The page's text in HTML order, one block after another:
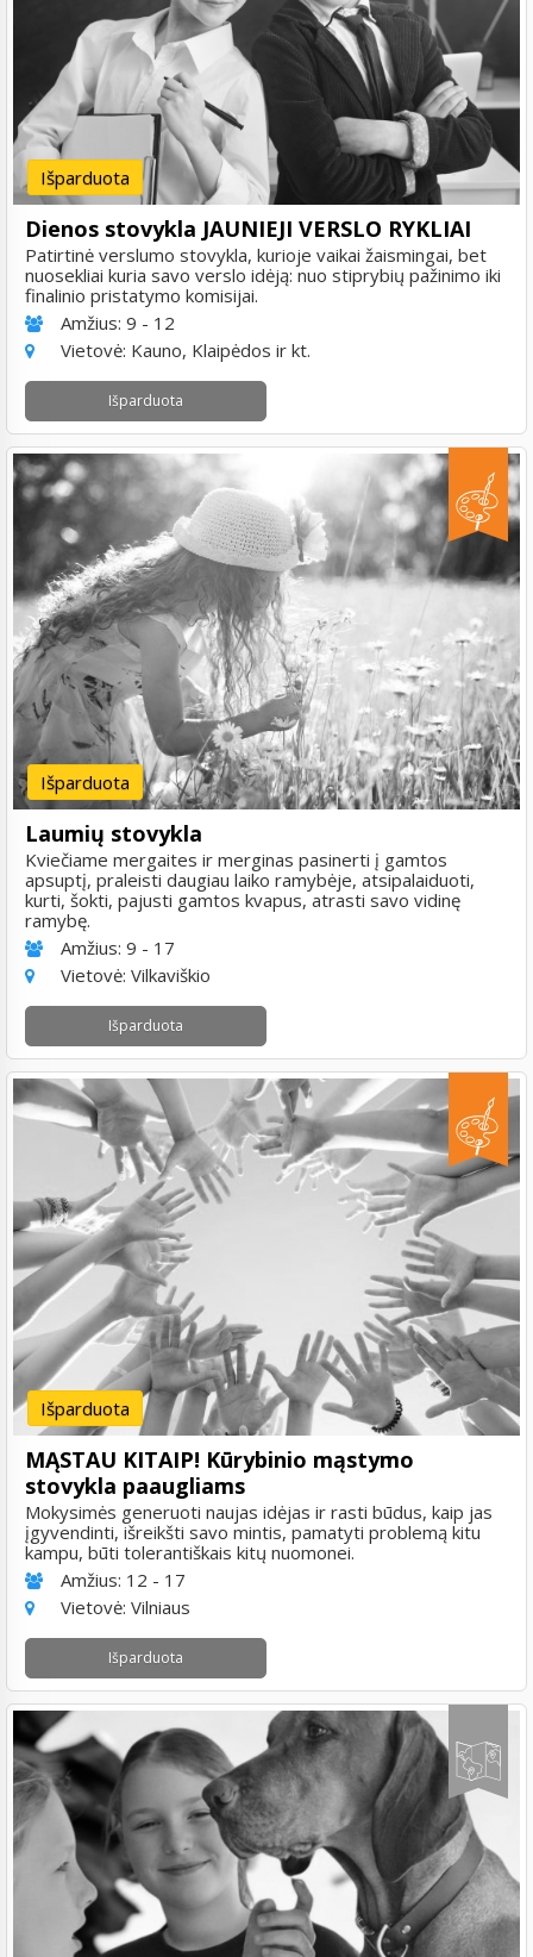
Išparduota
Dienos stovykla JAUNIEJI VERSLO RYKLIAI
Patirtinė verslumo stovykla, kurioje vaikai žaismingai, bet
nuosekliai kuria savo verslo idėją: nuo stiprybių pažinimo iki
finalinio pristatymo komisijai.
Amžius: 9 - 12
Vietovė: Kauno, Klaipėdos ir kt.
Išparduota
Išparduota
Laumių stovykla
Kviečiame mergaites ir merginas pasinerti į gamtos
apsuptį, praleisti daugiau laiko ramybėje, atsipalaiduoti,
kurti, šokti, pajusti gamtos kvapus, atrasti savo vidinę
ramybę.
Amžius: 9 - 17
Vietovė: Vilkaviškio
Išparduota
Išparduota
MĄSTAU KITAIP! Kūrybinio mąstymo
stovykla paaugliams
Mokysimės generuoti naujas idėjas ir rasti būdus, kaip jas
įgyvendinti, išreikšti savo mintis, pamatyti problemą kitu
kampu, būti tolerantiškais kitų nuomonei.
Amžius: 12 - 17
Vietovė: Vilniaus
Išparduota